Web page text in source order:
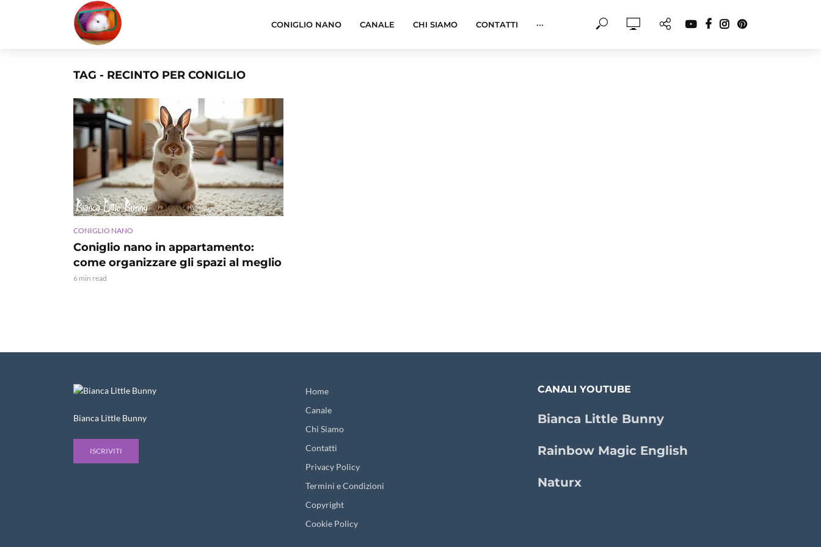
CONIGLIO NANO CANALE CHI SIAMO CONTATTI ···
TAG - RECINTO PER CONIGLIO
CONIGLIO NANO
Coniglio nano in appartamento:
come organizzare gli spazi al meglio
6 min read
Bianca Little Bunny
ISCRIVITI
Home
Canale
Chi Siamo
Contatti
Privacy Policy
Termini e Condizioni
Copyright
Cookie Policy
CANALI YOUTUBE
Bianca Little Bunny
Rainbow Magic English
Naturx